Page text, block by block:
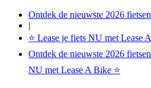
Ontdek de nieuwste 2026
|
⭐ Lease je fiets NU met Lease
Ontdek de nieuwste 2026
NU met Lease A Bike ⭐